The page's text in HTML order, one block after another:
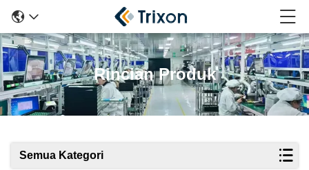
Rincian Produk
Semua Kategori